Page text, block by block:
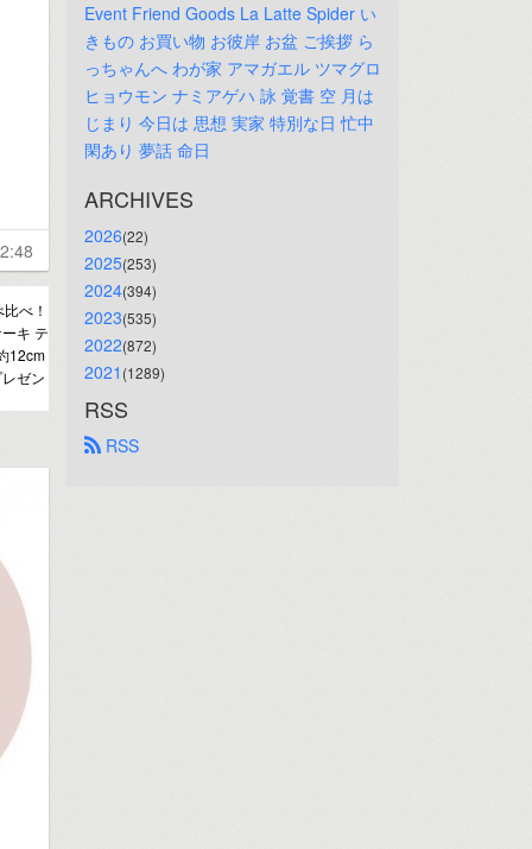
べ！
キ テ
12cm
ゼン
Event Friend Goods La Latte Spider い
きもの お買い物 お彼岸 お盆 ご挨拶 ら
っちゃんへ わが家 アマガエル ツマグロ
ヒョウモン ナミアゲハ 詠 覚書 空 月は
じまり 今日は 思想 実家 特別な日 忙中
閑あり 夢話 命日
ARCHIVES
2026(22)
2025(253)
2024(394)
2023(535)
2022(872)
2021 (1289)
RSS
RSS